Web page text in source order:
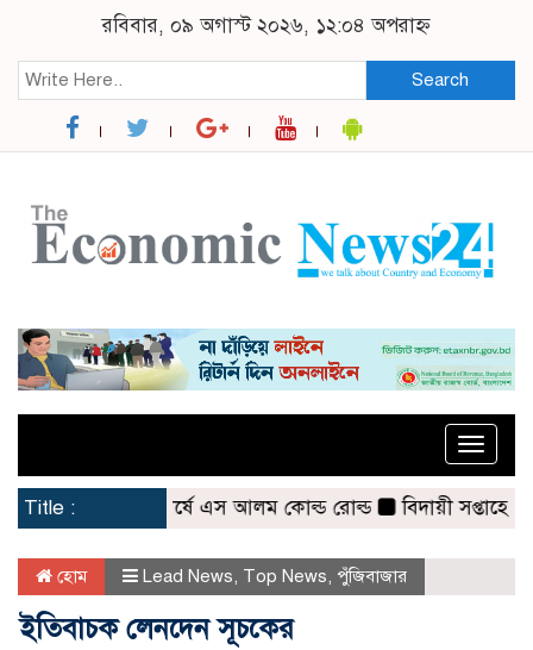
রবিবার, ০৯ অগাস্ট ২০২৬, ১২:০৪ অপরাহ্ন
Search
Toggle
Title :
দর পতনের শীর্ষে এস আলম কোল্ড রোল্ড বিদায়ী সপ্তাহে দর
হোম Lead News Top News পুঁজিবাজার
ইতিবাচক লেনদেন সূচকের